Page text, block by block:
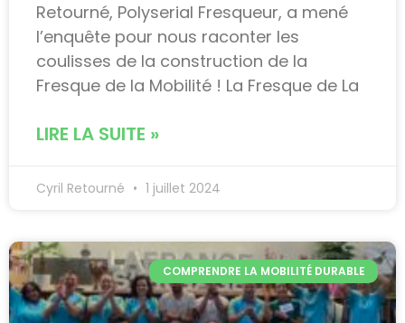
Retourné, Polyserial Fresqueur, a mené
l’enquête pour nous raconter les
coulisses de la construction de la
Fresque de la Mobilité ! La Fresque de La
LIRE LA SUITE »
Cyril Retourné 1 juillet 2024
COMPRENDRE LA MOBILITÉ DURABLE